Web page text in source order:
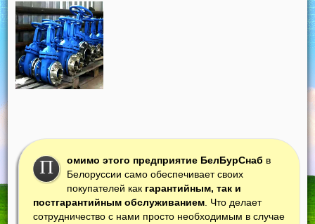
П омимо этого предприятие БелБурСнаб в
Белоруссии само обеспечивает своих
покупателей как гарантийным, так и
постгарантийным обслуживанием . Что делает
сотрудничество с нами просто необходимым в случае